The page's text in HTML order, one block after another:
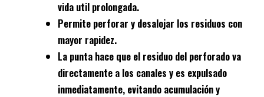
vida util prolongada.
Permite perforar y desalojar los residuos con
mayor rapidez.
La punta hace que el residuo del perforado va
directamente a los canales y es expulsado
inmediatamente, evitando acumulación y